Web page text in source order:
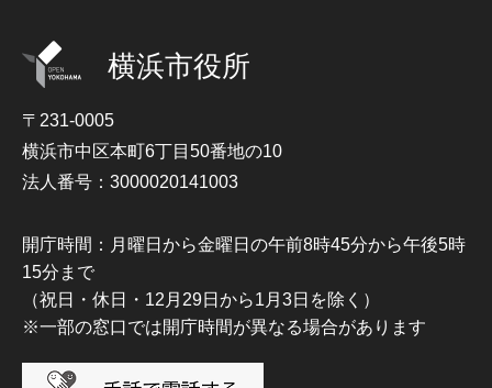
横浜市役所
〒231-0005
横浜市中区本町6丁目50番地の10
法人番号：3000020141003
開庁時間：月曜日から金曜日の午前8時45分から午後5時
15分まで
（祝日・休日・12月29日から1月3日を除く）
※一部の窓口では開庁時間が異なる場合があります